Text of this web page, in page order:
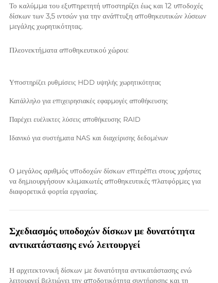
Το καλύμμα του εξυπηρετητή υποστηρίζει έως και 12 υποδοχές
δίσκων των 3,5 ιντσών για την ανάπτυξη αποθηκευτικών λύσεων
μεγάλης χωρητικότητας.
Πλεονεκτήματα αποθηκευτικού χώρου:
Υποστηρίζει ρυθμίσεις HDD υψηλής χωρητικότητας
Κατάλληλο για επιχειρησιακές εφαρμογές αποθήκευσης
Παρέχει ευέλικτες λύσεις αποθήκευσης RAID
Ιδανικό για συστήματα NAS και διαχείρισης δεδομένων
Ο μεγάλος αριθμός υποδοχών δίσκων επιτρέπει στους χρήστες
να δημιουργήσουν κλιμακωτές αποθηκευτικές πλατφόρμες για
διαφορετικά φορτία εργασίας.
Σχεδιασμός υποδοχών δίσκων με δυνατότητα
αντικατάστασης ενώ λειτουργεί
Η αρχιτεκτονική δίσκων με δυνατότητα αντικατάστασης ενώ
λειτουργεί βελτιώνει την αποδοτικότητα συντήρησης και τη